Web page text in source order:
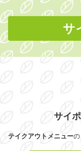
サ
サイ
テイクアウトメニュー